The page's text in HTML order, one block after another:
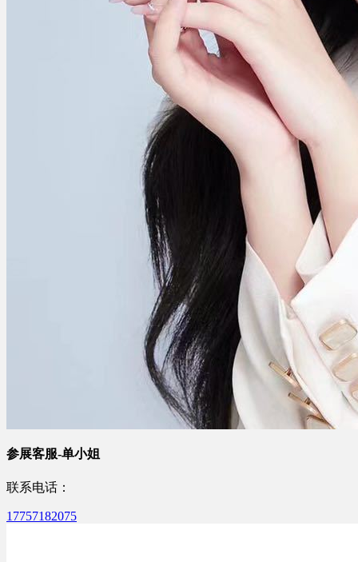
参展客服-单小姐
联系电话：
17757182075